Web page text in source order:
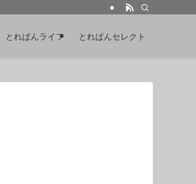
とれぱんライフ とれぱんセレクト